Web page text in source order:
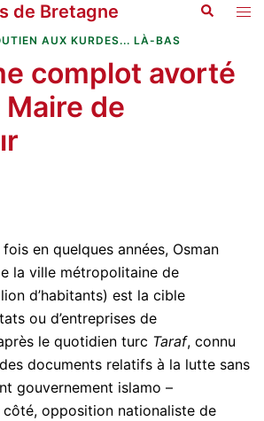
de Bretagne
AUX KURDES... LÀ-BAS
complot avorté
de
en quelques années, Osman
la ville métropolitaine de
d’habitants) est la cible
ou d’entreprises de
le quotidien turc Taraf, connu
documents relatifs à la lutte sans
gouvernement islamo –
côté, opposition nationaliste de